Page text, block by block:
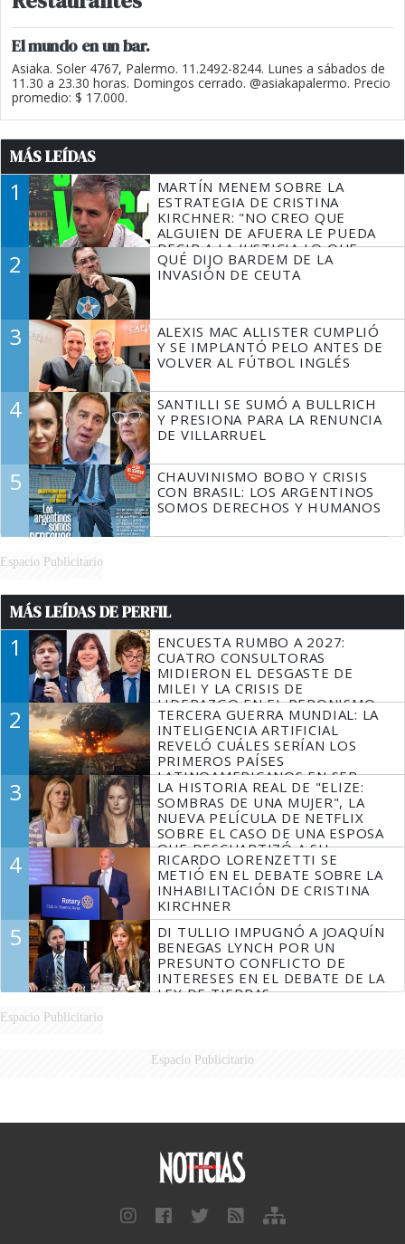
El mundo en un bar.
Asiaka. Soler 4767, Palermo. 11.2492-8244. Lunes a sábados de
11.30 a 23.30 horas. Domingos cerrado. @asiakapalermo. Precio
promedio: $ 17.000.
MÁS LEÍDAS
1
MARTÍN MENEM SOBRE LA
ESTRATEGIA DE CRISTINA
KIRCHNER: "NO CREO QUE
ALGUIEN DE AFUERA LE PUEDA
DECIR A LA JUSTICIA LO QUE
TIENE QUE HACER"
2
QUÉ DIJO BARDEM DE LA
INVASIÓN DE CEUTA
3
ALEXIS MAC ALLISTER CUMPLIÓ
Y SE IMPLANTÓ PELO ANTES DE
VOLVER AL FÚTBOL INGLÉS
4
SANTILLI SE SUMÓ A BULLRICH
Y PRESIONA PARA LA RENUNCIA
DE VILLARRUEL
5
CHAUVINISMO BOBO Y CRISIS
CON BRASIL: LOS ARGENTINOS
SOMOS DERECHOS Y HUMANOS
Espacio Publicitario
MÁS LEÍDAS DE PERFIL
1
ENCUESTA RUMBO A 2027:
CUATRO CONSULTORAS
MIDIERON EL DESGASTE DE
MILEI Y LA CRISIS DE
LIDERAZGO EN EL PERONISMO
2
TERCERA GUERRA MUNDIAL: LA
INTELIGENCIA ARTIFICIAL
REVELÓ CUÁLES SERÍAN LOS
PRIMEROS PAÍSES
LATINOAMERICANOS EN SER
DERROTADOS
3
LA HISTORIA REAL DE "ELIZE:
SOMBRAS DE UNA MUJER", LA
NUEVA PELÍCULA DE NETFLIX
SOBRE EL CASO DE UNA ESPOSA
QUE DESCUARTIZÓ A SU
MARIDO
4
RICARDO LORENZETTI SE
METIÓ EN EL DEBATE SOBRE LA
INHABILITACIÓN DE CRISTINA
KIRCHNER
5
DI TULLIO IMPUGNÓ A JOAQUÍN
BENEGAS LYNCH POR UN
PRESUNTO CONFLICTO DE
INTERESES EN EL DEBATE DE LA
LEY DE TIERRAS
Espacio Publicitario
Espacio Publicitario